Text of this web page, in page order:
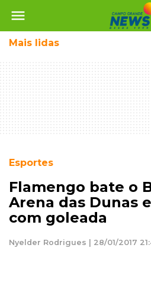
menu
Mais lidas
Esportes
Flamengo bate o
Arena das Dunas
com goleada
Nyelder Rodrigues | 28/01/2017